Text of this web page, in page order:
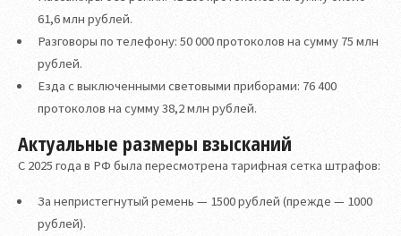
61,6 млн рублей.
Разговоры по телефону: 50 000 протоколов на сумму 75 млн
рублей.
Езда с выключенными световыми приборами: 76 400
протоколов на сумму 38,2 млн рублей.
Актуальные размеры взысканий
С 2025 года в РФ была пересмотрена тарифная сетка штрафов:
За непристегнутый ремень — 1500 рублей (прежде — 1000
рублей).